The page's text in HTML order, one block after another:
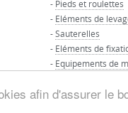
afin d'assurer le
- Pieds et roulettes
- Eléments de
-Sauterelles
- Eléments de
- Equipements de
- Tous droits